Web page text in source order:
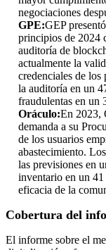
negociaciones
GPE:GEP
principios de 2024
auditoría de
actualmente la
credenciales de
la auditoría en un
fraudulentas en un
Oráculo:En 2023,
demanda a su
de los usuarios
abastecimiento.
las previsiones en
inventario en un
eficacia de la
Cobertura del
El informe sobre el